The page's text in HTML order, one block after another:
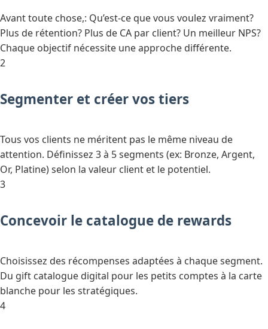
Avant toute chose,: Qu’est-ce que vous voulez vraiment?
Plus de rétention? Plus de CA par client? Un meilleur NPS?
Chaque objectif nécessite une approche différente.
2
Segmenter et créer vos tiers
Tous vos clients ne méritent pas le même niveau de
attention. Définissez 3 à 5 segments (ex: Bronze, Argent,
Or, Platine) selon la valeur client et le potentiel.
3
Concevoir le catalogue de rewards
Choisissez des récompenses adaptées à chaque segment.
Du gift catalogue digital pour les petits comptes à la carte
blanche pour les stratégiques.
4